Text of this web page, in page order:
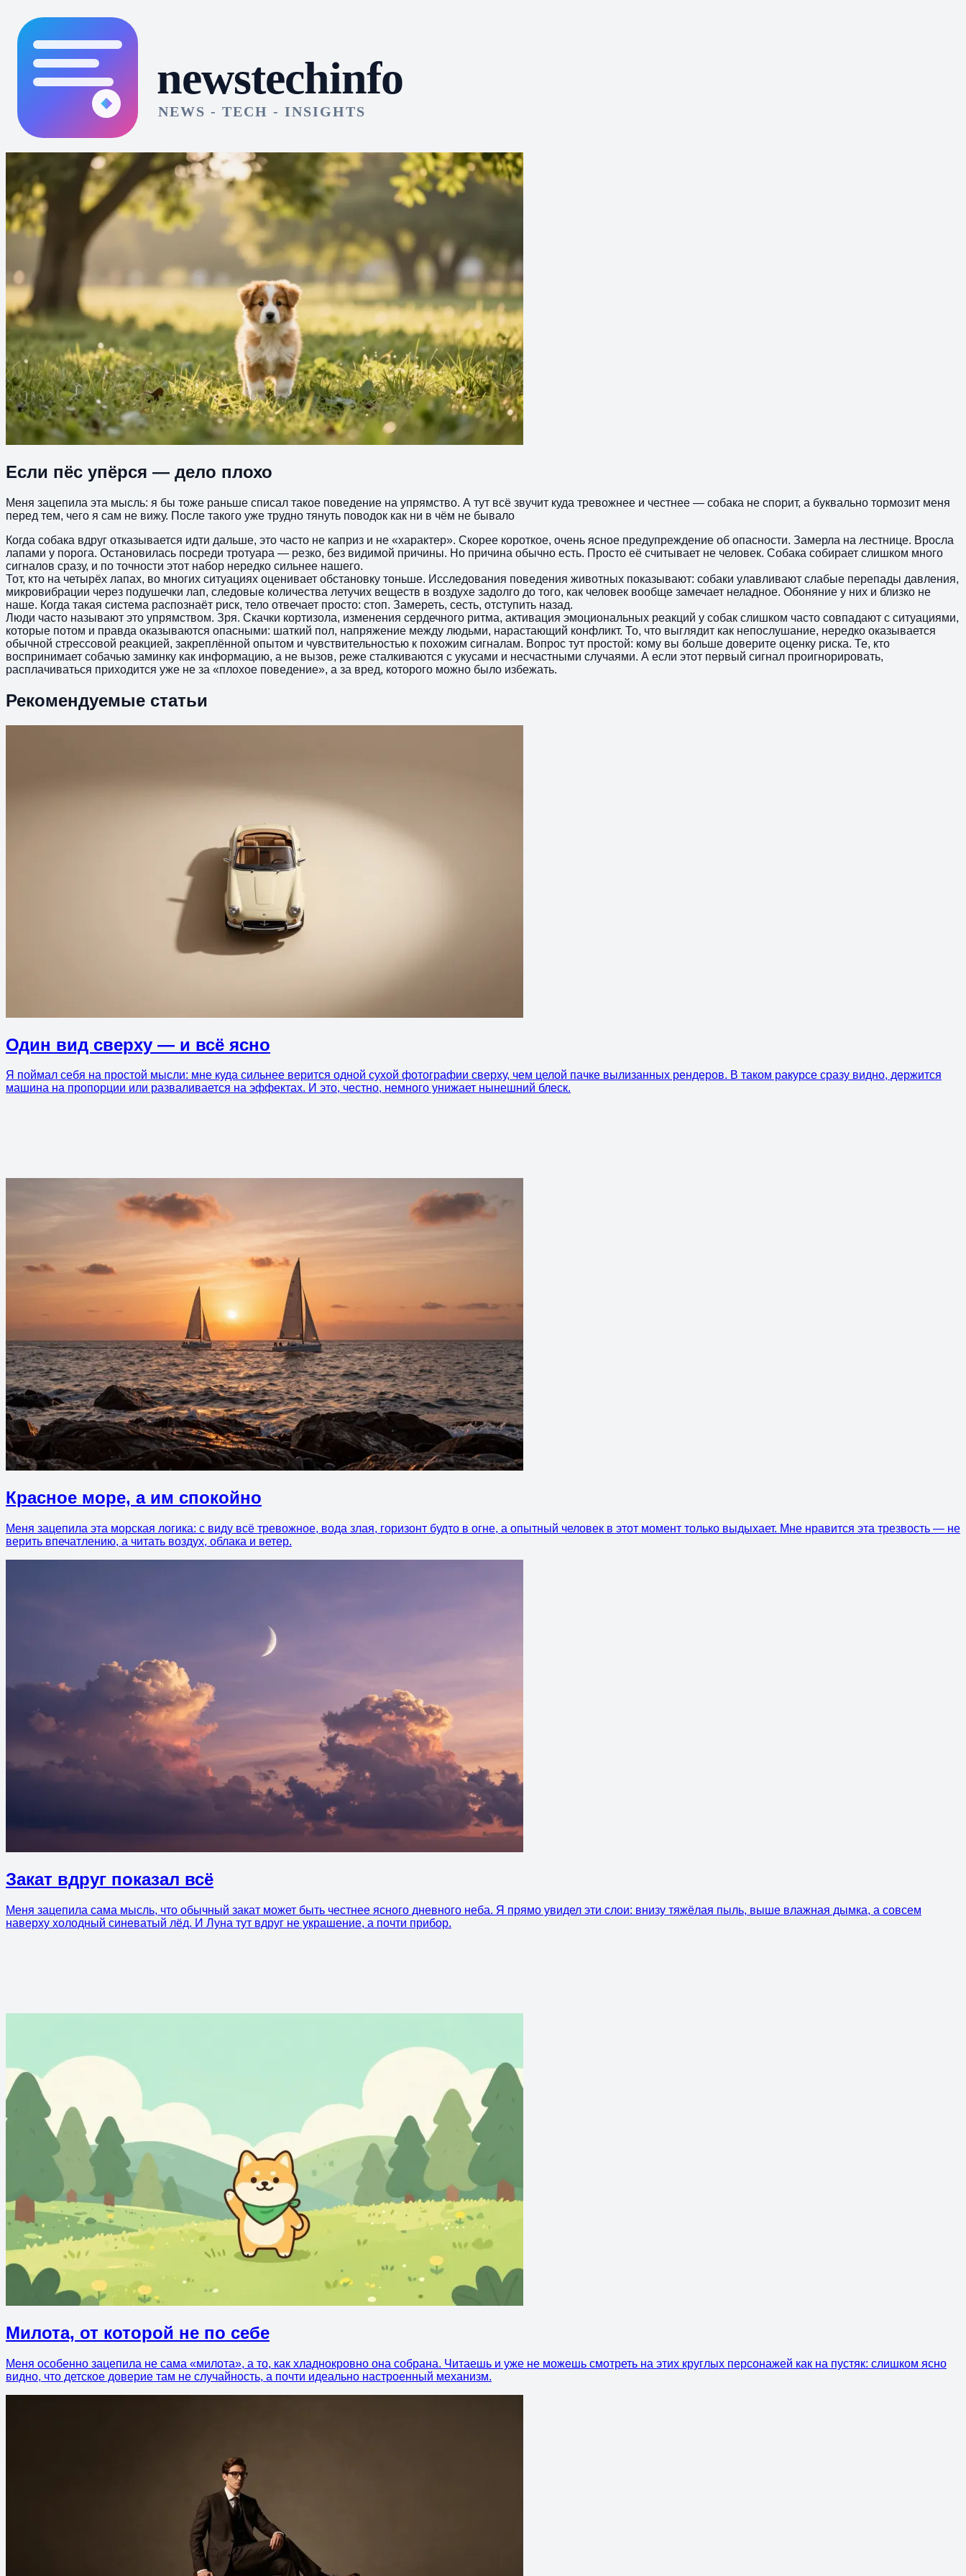
Если пёс упёрся — дело плохо
Меня зацепила эта мысль: я бы тоже раньше списал такое поведение на упрямство. А тут всё звучит куда тревожнее и честнее — собака не спорит, а буквально тормозит меня
перед тем, чего я сам не вижу. После такого уже трудно тянуть поводок как ни в чём не бывало
Когда собака вдруг отказывается идти дальше, это часто не каприз и не «характер». Скорее короткое, очень ясное предупреждение об опасности. Замерла на лестнице. Вросла
лапами у порога. Остановилась посреди тротуара — резко, без видимой причины. Но причина обычно есть. Просто её считывает не человек. Собака собирает слишком много
сигналов сразу, и по точности этот набор нередко сильнее нашего.
Тот, кто на четырёх лапах, во многих ситуациях оценивает обстановку тоньше. Исследования поведения животных показывают: собаки улавливают слабые перепады давления,
микровибрации через подушечки лап, следовые количества летучих веществ в воздухе задолго до того, как человек вообще замечает неладное. Обоняние у них и близко не
наше. Когда такая система распознаёт риск, тело отвечает просто: стоп. Замереть, сесть, отступить назад.
Люди часто называют это упрямством. Зря. Скачки кортизола, изменения сердечного ритма, активация эмоциональных реакций у собак слишком часто совпадают с ситуациями,
которые потом и правда оказываются опасными: шаткий пол, напряжение между людьми, нарастающий конфликт. То, что выглядит как непослушание, нередко оказывается
обычной стрессовой реакцией, закреплённой опытом и чувствительностью к похожим сигналам. Вопрос тут простой: кому вы больше доверите оценку риска. Те, кто
воспринимает собачью заминку как информацию, а не вызов, реже сталкиваются с укусами и несчастными случаями. А если этот первый сигнал проигнорировать,
расплачиваться приходится уже не за «плохое поведение», а за вред, которого можно было избежать.
Рекомендуемые статьи
Один вид сверху — и всё ясно
Я поймал себя на простой мысли: мне куда сильнее верится одной сухой фотографии сверху, чем целой пачке вылизанных рендеров. В таком ракурсе сразу видно, держится
машина на пропорции или разваливается на эффектах. И это, честно, немного унижает нынешний блеск.
Красное море, а им спокойно
Меня зацепила эта морская логика: с виду всё тревожное, вода злая, горизонт будто в огне, а опытный человек в этот момент только выдыхает. Мне нравится эта трезвость — не
верить впечатлению, а читать воздух, облака и ветер.
Закат вдруг показал всё
Меня зацепила сама мысль, что обычный закат может быть честнее ясного дневного неба. Я прямо увидел эти слои: внизу тяжёлая пыль, выше влажная дымка, а совсем
наверху холодный синеватый лёд. И Луна тут вдруг не украшение, а почти прибор.
Милота, от которой не по себе
Меня особенно зацепила не сама «милота», а то, как хладнокровно она собрана. Читаешь и уже не можешь смотреть на этих круглых персонажей как на пустяк: слишком ясно
видно, что детское доверие там не случайность, а почти идеально настроенный механизм.